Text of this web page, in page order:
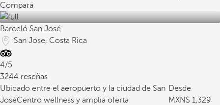
Compara
Barceló San José
San Jose, Costa Rica
4/5
3244 reseñas
Ubicado entre el aeropuerto y la ciudad de San
JoséCentro wellness y amplia oferta
Desde
1,329